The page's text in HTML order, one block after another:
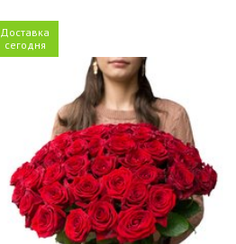
Доставка
сегодня